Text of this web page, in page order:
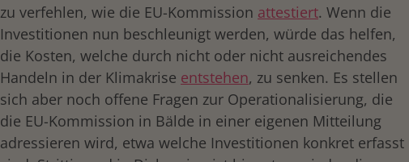
zu verfehlen, wie die EU-Kommission attestiert. Wenn die
Investitionen nun beschleunigt werden, würde das helfen,
die Kosten, welche durch nicht oder nicht ausreichendes
Handeln in der Klimakrise entstehen, zu senken. Es stellen
sich aber noch offene Fragen zur Operationalisierung, die
die EU-Kommission in Bälde in einer eigenen Mitteilung
adressieren wird, etwa welche Investitionen konkret erfasst